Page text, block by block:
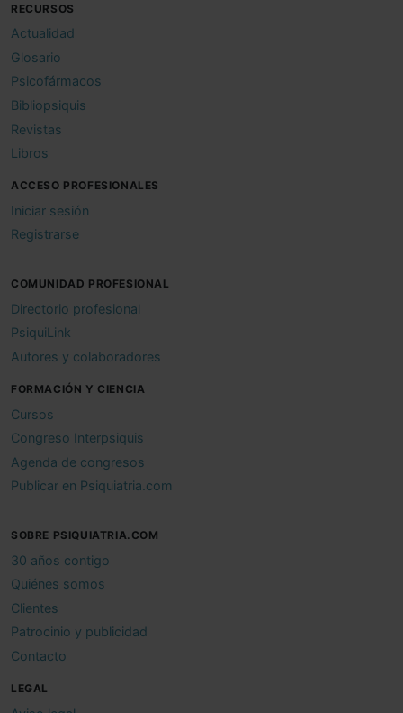
RECURSOS
Actualidad
Glosario
Psicofármacos
Bibliopsiquis
Revistas
Libros
ACCESO PROFESIONALES
Iniciar sesión
Registrarse
COMUNIDAD PROFESIONAL
Directorio profesional
PsiquiLink
Autores y colaboradores
FORMACIÓN Y CIENCIA
Cursos
Congreso Interpsiquis
Agenda de congresos
Publicar en Psiquiatria.com
SOBRE PSIQUIATRIA.COM
30 años contigo
Quiénes somos
Clientes
Patrocinio y publicidad
Contacto
LEGAL